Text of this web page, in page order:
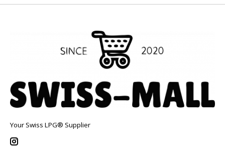
Your Swiss LPG® Supplier